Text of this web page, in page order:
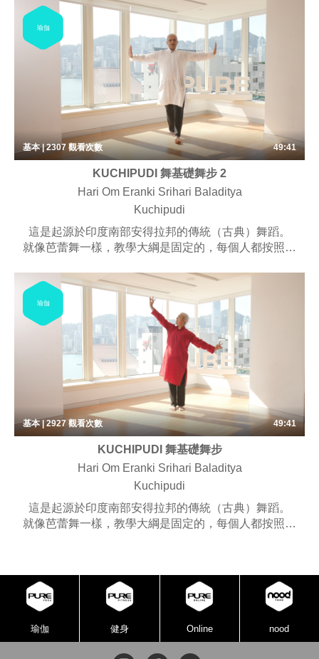
瑜伽
基本 | 2307 觀看次數 49:41
KUCHIPUDI 舞基礎舞步 2
Hari Om Eranki Srihari Baladitya
Kuchipudi
這是起源於印度南部安得拉邦的傳統（古典）舞蹈。
就像芭蕾舞一樣，教學大綱是固定的，每個人都按照自
瑜伽
基本 | 2927 觀看次數 49:41
KUCHIPUDI 舞基礎舞步
Hari Om Eranki Srihari Baladitya
Kuchipudi
這是起源於印度南部安得拉邦的傳統（古典）舞蹈。
就像芭蕾舞一樣，教學大綱是固定的，每個人都按照自
瑜伽 健身 Online nood